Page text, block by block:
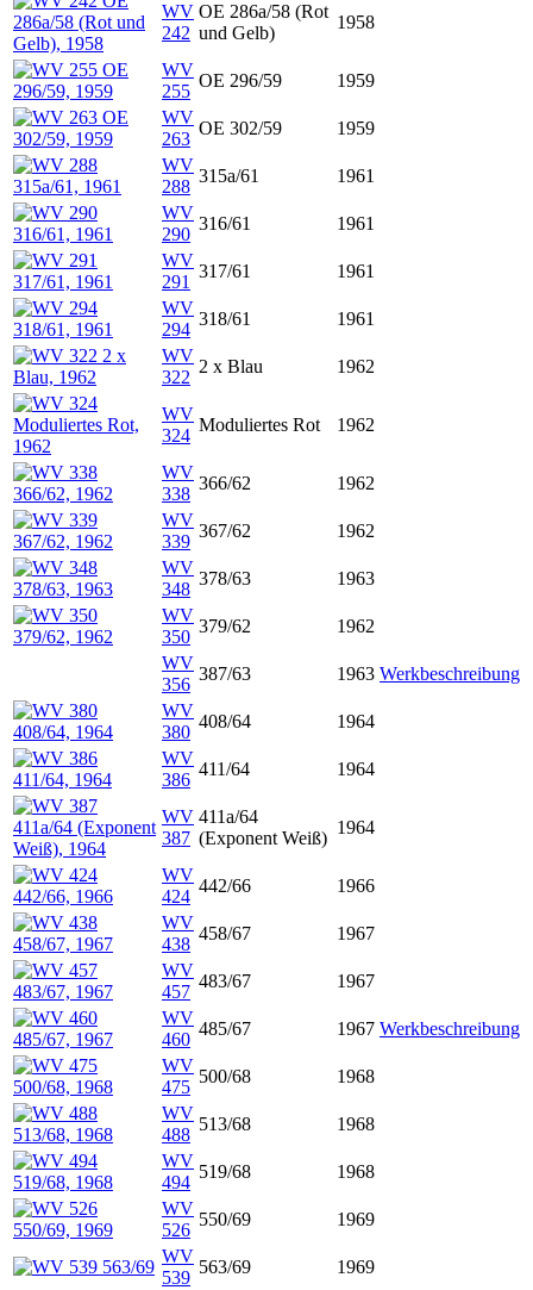
WV
242
OE 286a/58 (Rot
und Gelb)
1958
WV
255
OE 296/59
1959
WV
263
OE 302/59
1959
WV
288
315a/61
1961
WV
290
316/61
1961
WV
291
317/61
1961
WV
294
318/61
1961
WV
322
2 x Blau 1962
WV
324
Moduliertes Rot 1962
WV
338
366/62
1962
WV
339
367/62
1962
WV
348
378/63
1963
WV
350
379/62
1962
WV
356
387/63 1963 Werkbeschreibung
WV
380
408/64
1964
WV
386
411/64 1964
WV
387
411a/64
(Exponent Weiß)
1964
WV
424
442/66
1966
WV
438
458/67
1967
WV
457
483/67
1967
WV
460
485/67 1967 Werkbeschreibung
WV
475
500/68
1968
WV
488
513/68
1968
WV
494
519/68
1968
WV
526
550/69
1969
WV
539
563/69 1969